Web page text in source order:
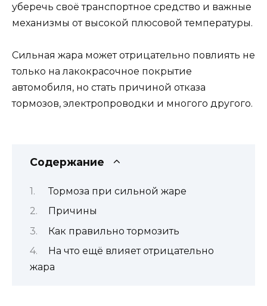
уберечь своё транспортное средство и важные
механизмы от высокой плюсовой температуры.
Сильная жара может отрицательно повлиять не
только на лакокрасочное покрытие
автомобиля, но стать причиной отказа
тормозов, электропроводки и многого другого.
Содержание
Тормоза при сильной жаре
Причины
Как правильно тормозить
На что ещё влияет отрицательно
жара